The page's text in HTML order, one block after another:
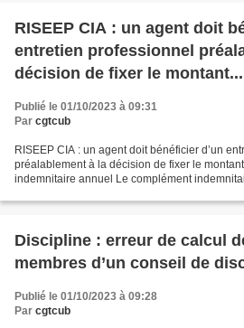
RISEEP CIA : un agent doit
entretien professionnel
décision de fixer le montant...
Publié le 01/10/2023 à 09:31
Par cgtcub
RISEEP CIA : un agent doit bénéficier d’un
préalablement à la décision de fixer le
indemnitaire annuel Le complément
Discipline : erreur de calcul
membres d’un conseil de
Publié le 01/10/2023 à 09:28
Par cgtcub